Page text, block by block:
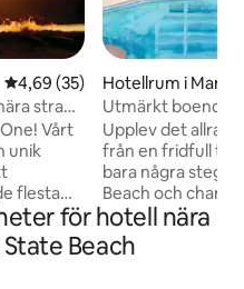
4,69 av 5 i genomsnittligt
4,69 (35)
strand
Vårt
unik
flesta
Våra
gästerna
Hotellrum i
Utmärkt boende i
restaurang och
Upplev det allra
från en fridfull
bara några steg
Beach och
smidig tillgång till
ikoniska
solfyllda
för hotell nära
Beach